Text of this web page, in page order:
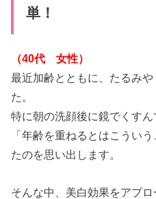
単！
（40代 女性）
最近加齢とともに、たるみ
た。
特に朝の洗顔後に鏡でくすん
「年齢を重ねるとはこうい
たのを思い出します。
そんな中、美白効果をアプ